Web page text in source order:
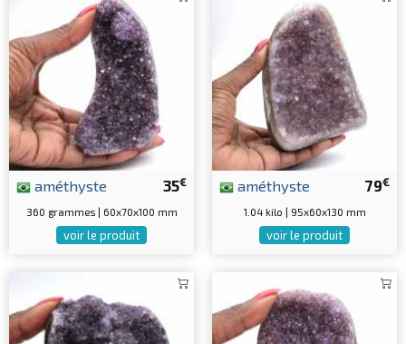
35€
améthyste
360 grammes | 60x70x100 mm
voir le produit
79€
améthyste
1.04 kilo | 95x60x130 mm
voir le produit